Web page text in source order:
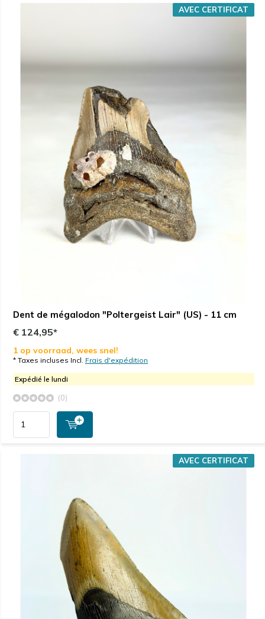
Dent de mégalodon "Poltergeist Lair" (US) - 11 cm
AVEC CERTIFICAT
€ 124,95*
1 op voorraad, wees snel!
* Taxes incluses Incl. Frais d'expédition
Expédié le lundi
(0)
AVEC CERTIFICAT